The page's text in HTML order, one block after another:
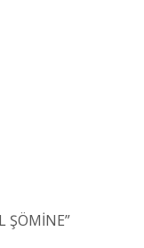
ŞÖMINE”